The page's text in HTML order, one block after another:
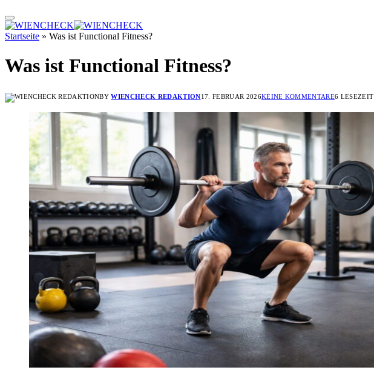
Startseite » Was ist Functional Fitness?
Was ist Functional Fitness?
BY WIENCHECK REDAKTION17. FEBRUAR 2026KEINE KOMMENTARE6 LESEZEIT